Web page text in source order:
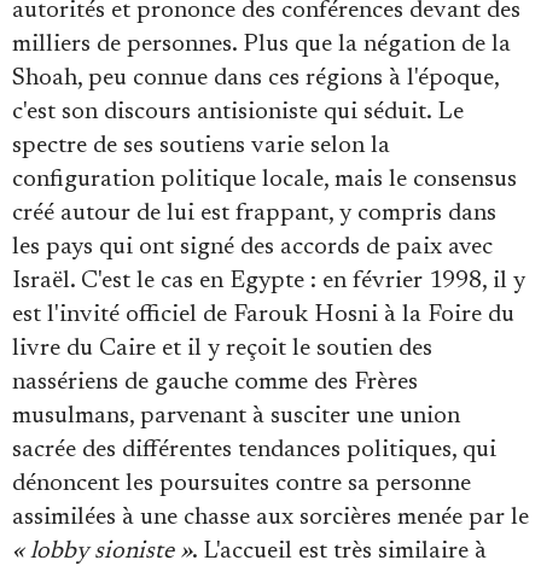
autorités et prononce des conférences devant des
milliers de personnes. Plus que la négation de la
Shoah, peu connue dans ces régions à l'époque,
c'est son discours antisioniste qui séduit. Le
spectre de ses soutiens varie selon la
configuration politique locale, mais le consensus
créé autour de lui est frappant, y compris dans
les pays qui ont signé des accords de paix avec
Israël. C'est le cas en Egypte : en février 1998, il y
est l'invité officiel de Farouk Hosni à la Foire du
livre du Caire et il y reçoit le soutien des
nassériens de gauche comme des Frères
musulmans, parvenant à susciter une union
sacrée des différentes tendances politiques, qui
dénoncent les poursuites contre sa personne
assimilées à une chasse aux sorcières menée par le
« lobby sioniste ». L'accueil est très similaire à